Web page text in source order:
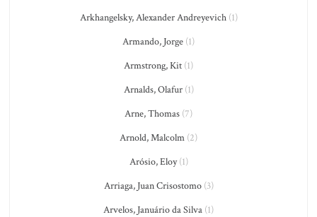
Arkhangelsky, Alexander Andreyevich(1)
Armando, Jorge (1)
Armstrong, Kit (1)
Arnalds, Olafur(1)
Arne, Thomas (7)
Arnold, Malcolm (2)
Arósio, Eloy(1)
Arriaga, Juan Crisostomo(3)
Arvelos, Januário da Silva (1)